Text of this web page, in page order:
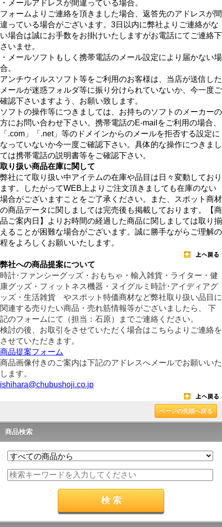
・メールアドレスが間違っている場合。
フォームよりご連絡を頂きました場合、返答先のアドレスが間
違っている場合がございます。3日以内に弊社よりご連絡がな
い場合は誠にお手数をお掛けいたしますがお電話にてご連絡下
さいませ。
・メールソフトもしく携帯電話のメール設定により届かない場
合。
アンチウイルスソフト等をご利用のお客様は、当店が送信した
メールが迷惑フォルダ等に振り分けられていないか、今一度ご
確認下さいますよう、お願い致します。
ソフトの操作等につきましては、お持ちのソフトのメーカーの
方にお問い合わせ下さい。携帯電話のE-mailをご利用の場合、
「.com」「.net」等のドメインからのメールを拒否する設定に
なっていないか今一度ご確認下さい。具体的な操作につきまし
ては携帯電話の説明書等をご確認下さい。
取り扱い商品在庫に関して
弊社にて取り扱い中アイテムの在庫や品目は日々変動しており
ます。したがってWEB上よりご注文頂きましても在庫のない
場合がございますことをご了承ください。また、スポット商材
の商品データに関しましては完売後も掲載しております。【商
品ご案内日】よりお時間の経過した商品に関しましては取り揃
えることが困難な場合がございます。誠に勝手ながらご理解の
程をよろしくお願いいたします。
弊社への商品提案について
時計･ファンシーグッズ・おもちゃ・輸入雑貨・ライター・健
康グッズ・フィットネス機器・ヌイグルミ時計･アイディアグ
ッズ・生活雑貨 やスポット特価商材など弊社取り扱い品目に
関連する売りたい商品・売れ筋情報等がございましたら、 下
記のフォームにて（担当：石原）までご連絡ください。
検討の後、お取引をさせていただく場合はこちらよりご連絡を
させていただきます。
商品提案フォーム
商品画像付きのご案内は下記のアドレスへメールでお願いいた
します。
ishihara@chubushoji.co.jp
ページの先頭へ戻る
商品検索